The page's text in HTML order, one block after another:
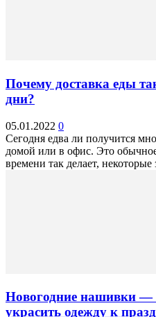
Почему доставка еды
дни?
05.01.2022 0
Сегодня едва ли получится
домой или в офис. Это
времени так делает, некоторые
Новогодние нашивки —
украсить одежду к